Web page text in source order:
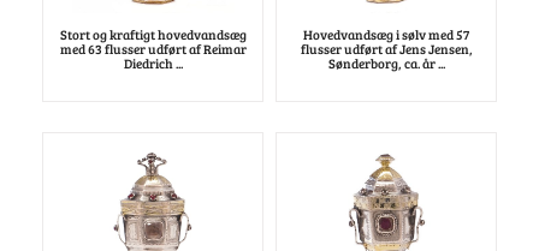
Stort og kraftigt hovedvandsæg
med 63 flusser udført af Reimar
Diedrich ...
Hovedvandsæg i sølv med 57
flusser udført af Jens Jensen,
Sønderborg, ca. år ...